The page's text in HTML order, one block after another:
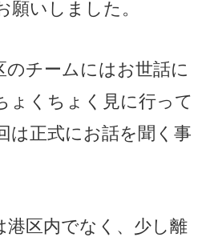
願いしました。
のチームにはお世話に
ょくちょく見に行って
は正式にお話を聞く事
港区内でなく、少し離